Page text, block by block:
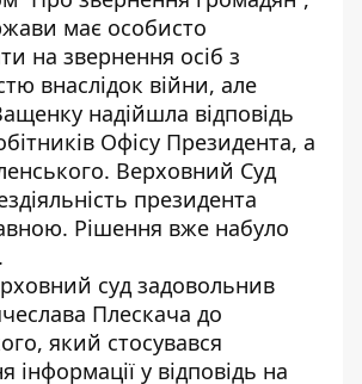
має особисто
на звернення осіб з
внаслідок війни, але
надійшла відповідь
Офісу Президента, а
Верховний Суд
президента
Рішення вже набуло
суд задовольнив
Плескача до
який стосувався
інформації у відповідь на